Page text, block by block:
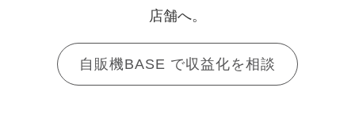
店舗へ。
自販機BASE で収益化を相談